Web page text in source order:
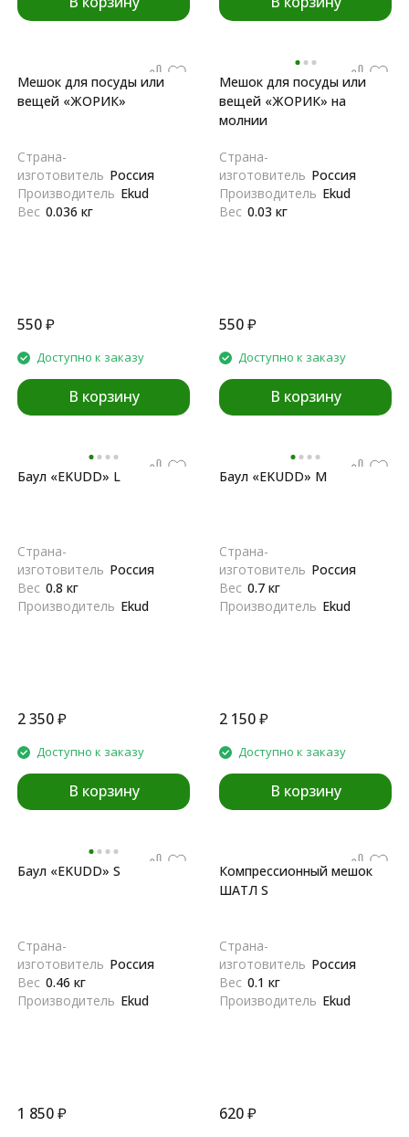
Мешок для посуды или
вещей «ЖОРИК»
Страна-
изготовитель Россия
Производитель Ekud
Вес 0.036 кг
550₽
Доступно к заказу
В корзину
Мешок для посуды или
вещей «ЖОРИК» на
молнии
Страна-
изготовитель Россия
Производитель Ekud
Вес 0.03 кг
550₽
Доступно к заказу
В корзину
Баул «EKUDD» L
Страна-
изготовитель Россия
Вес 0.8 кг
Производитель Ekud
2 350₽
Доступно к заказу
В корзину
Баул «EKUDD» M
Страна-
изготовитель Россия
Вес 0.7 кг
Производитель Ekud
2 150₽
Доступно к заказу
В корзину
Баул «EKUDD» S
Страна-
изготовитель Россия
Вес 0.46 кг
Производитель Ekud
1 850₽
Компрессионный мешок
ШАТЛ S
Страна-
изготовитель Россия
Вес 0.1 кг
Производитель Ekud
620₽